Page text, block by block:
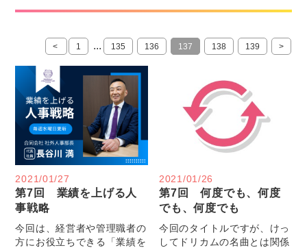
< 1 ... 135 136 137 138 139 >
2021/01/27
第7回 業績を上げる人
事戦略
今回は、経営者や管理職者の
方にお役立ちできる「業績を
2021/01/26
第7回 何度でも、何度
でも、何度でも
今回のタイトルですが、けっ
してドリカムの名曲とは関係